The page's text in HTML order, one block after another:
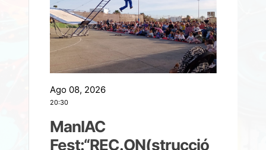
Ago 08, 2026
20:30
ManIAC
Fest:“REC.ON(strucció